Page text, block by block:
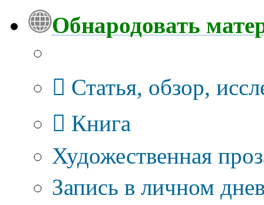
Обнародовать
Статья, обзор,
Книга
Художественная
Запись в личном